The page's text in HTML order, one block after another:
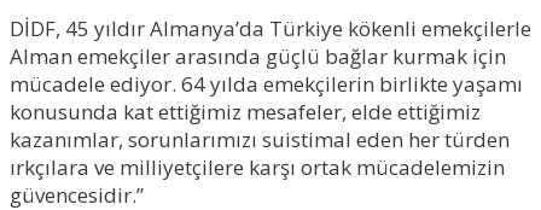
DİDF, 45 yıldır Almanya’da Türkiye kökenli emekçilerle
Alman emekçiler arasında güçlü bağlar kurmak için
mücadele ediyor. 64 yılda emekçilerin birlikte yaşamı
konusunda kat ettiğimiz mesafeler, elde ettiğimiz
kazanımlar, sorunlarımızı suistimal eden her türden
ırkçılara ve milliyetçilere karşı ortak mücadelemizin
güvencesidir.”